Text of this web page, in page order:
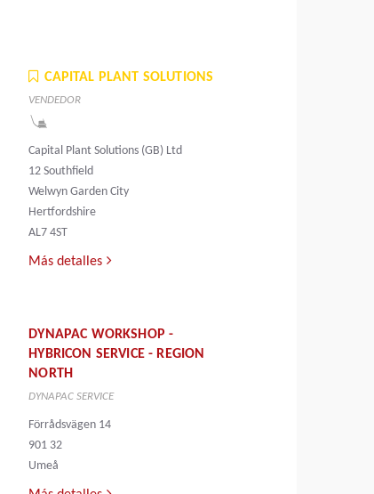
CAPITAL PLANT SOLUTIONS
VENDEDOR
Capital Plant Solutions (GB) Ltd
12 Southfield
Welwyn Garden City
Hertfordshire
AL7 4ST
Más detalles
DYNAPAC WORKSHOP -
HYBRICON SERVICE - REGION
NORTH
DYNAPAC SERVICE
Förrådsvägen 14
901 32
Umeå